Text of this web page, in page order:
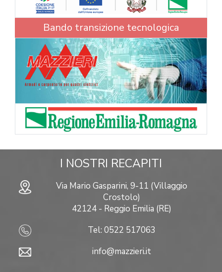
Bando transizione tecnologica
I NOSTRI RECAPITI
Via Mario Gasparini, 9-11 (Villaggio
Crostolo)
42124 - Reggio Emilia (RE)
Tel: 0522 517063
info@mazzieri.it